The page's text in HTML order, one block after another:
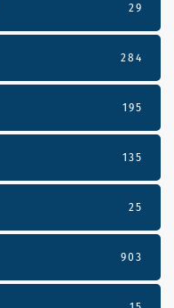
29
284
195
135
25
903